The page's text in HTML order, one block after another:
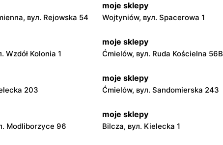
вул. Rejowska 54
moje sklepy
Wojtyniów, вул. Spacerowa 1
Wzdół Kolonia 1
moje sklepy
Ćmielów, вул. Ruda Kościelna 56B
203
moje sklepy
Ćmielów, вул. Sandomierska 243
Modliborzyce 96
moje sklepy
Bilcza, вул. Kielecka 1